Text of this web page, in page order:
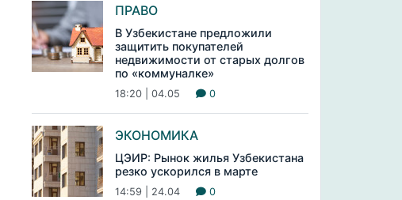
ПРАВО
В Узбекистане предложили
защитить покупателей
недвижимости от старых долгов
по «коммуналке»
18:20 | 04.05 0
ЭКОНОМИКА
ЦЭИР: Рынок жилья Узбекистана
резко ускорился в марте
14:59 | 24.04 0